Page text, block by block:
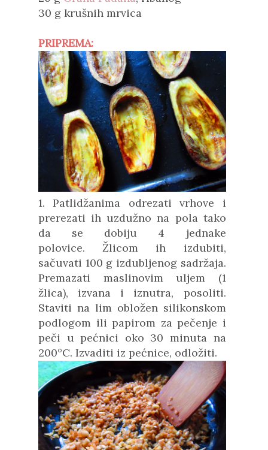
30 g krušnih mrvica
PRIPREMA:
1. Patlidžanima odrezati vrhove i
prerezati ih uzdužno na pola tako
da se dobiju 4 jednake
polovice.Žlicom ih izdubiti,
sačuvati 100 g izdubljenog sadržaja.
Premazati maslinovim uljem (1
žlica), izvana i iznutra, posoliti.
Staviti na lim obložen silikonskom
podlogom ili papirom za pečenje i
peči u pećnici oko 30 minuta na
200°C. Izvaditi iz pećnice, odložiti.